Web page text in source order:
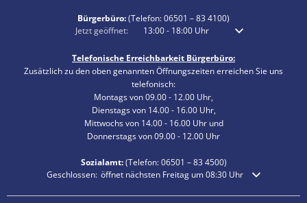
Bürgerbüro:(Telefon:06501 – 83 4100)
Klicken, um weitere Öffnungs- oder Schließzeiten auszublenden
Jetzt geöffnet: 13:00- 18:00Uhr Von 13:00 bis 18:00
Telefonische Erreichbarkeit Bürgerbüro:
Zusätzlich zu den oben genannten Öffnungszeiten erreichen Sie uns
telefonisch:
Montags von 09.00 - 12.00 Uhr,
Dienstags von 14.00 - 16.00 Uhr,
Mittwochs von 14.00 - 16.00 Uhr und
Donnerstags von 09.00 - 12.00 Uhr
Sozialamt:(Telefon:06501 – 834500)
Klicken, um weitere Öffnungs- oder Schließzeiten auszublenden
Geschlossen: öffnet nächsten Freitag um 08:30 Uhr